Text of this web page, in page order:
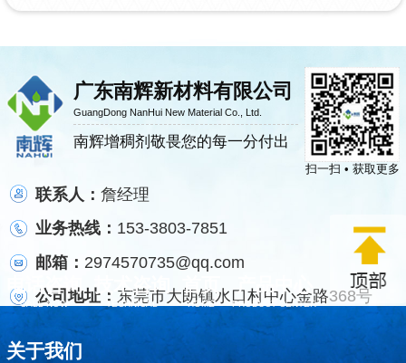
广东南辉新材料有限公司
GuangDong NanHui New Material Co., Ltd.
南辉增稠剂敬畏您的每一分付出
扫一扫 • 获取更多
联系人：詹经理
业务热线： 153-3803-7851
邮箱： 2974570735@qq.com
公司地址： 东莞市大朗镇水口村中心金路368号
电话咨询
CALL NOW
技术咨询
TECHNICAL
首页
HOME
产品中心
PRODUCT CENTER
关于我们